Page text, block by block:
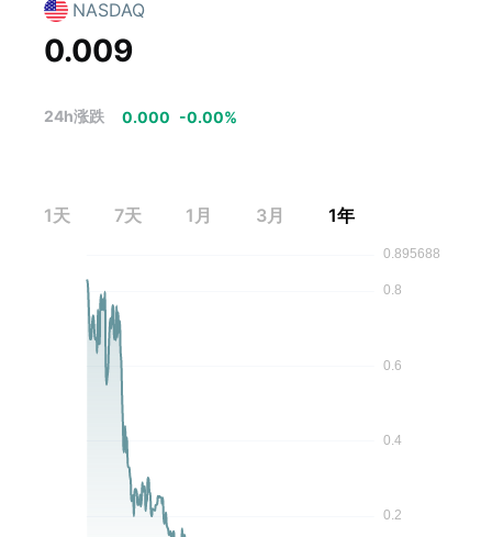
NASDAQ
0.009
24h涨跌 0.000 -0.00%
1天 7天 1月 3月 1年